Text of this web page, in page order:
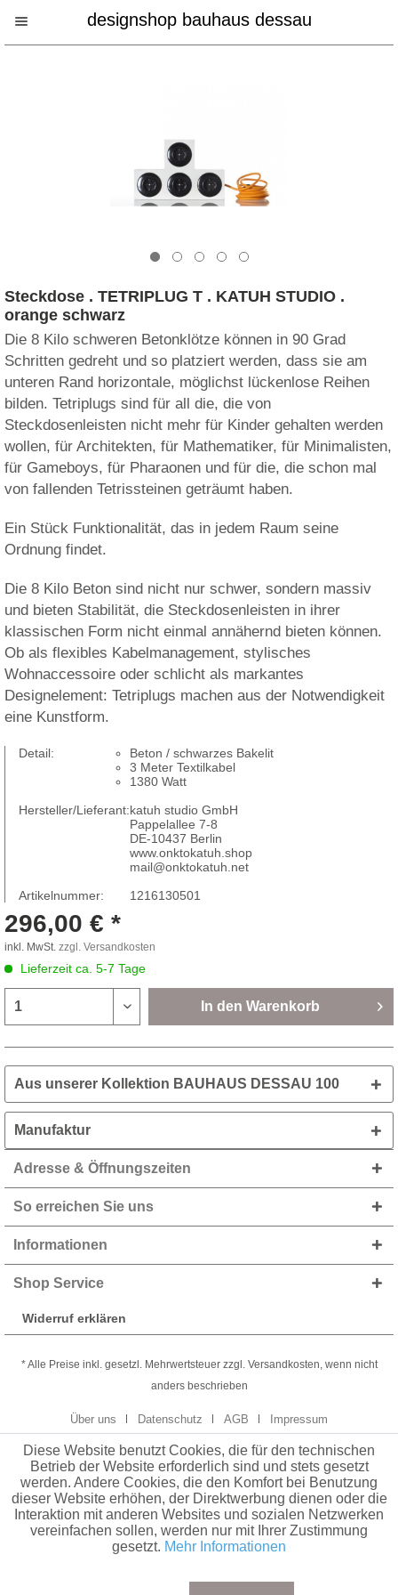
designshop bauhaus dessau
Steckdose . TETRIPLUG T . KATUH STUDIO .
orange schwarz
Die 8 Kilo schweren Betonklötze können in 90 Grad
Schritten gedreht und so platziert werden, dass sie am
unteren Rand horizontale, möglichst lückenlose Reihen
bilden. Tetriplugs sind für all die, die von
Steckdosenleisten nicht mehr für Kinder gehalten werden
wollen, für Architekten, für Mathematiker, für Minimalisten,
für Gameboys, für Pharaonen und für die, die schon mal
von fallenden Tetrissteinen geträumt haben.
Ein Stück Funktionalität, das in jedem Raum seine
Ordnung findet.
Die 8 Kilo Beton sind nicht nur schwer, sondern massiv 
und bieten Stabilität, die Steckdosenleisten in ihrer
klassischen Form nicht einmal annähernd bieten können.
Ob als flexibles Kabelmanagement, stylisches
Wohnaccessoire oder schlicht als markantes
Designelement: Tetriplugs machen aus der Notwendigkeit
eine Kunstform.
Detail:
Beton / schwarzes Bakelit
3 Meter Textilkabel
1380 Watt
Hersteller/Lieferant:katuh studio GmbH
Pappelallee 7-8
DE-10437 Berlin
www.onktokatuh.shop
mail@onktokatuh.net
Artikelnummer:
1216130501
296,00 € *
inkl. MwSt. zzgl. Versandkosten
Lieferzeit ca. 5-7 Tage
In den Warenkorb
Aus unserer Kollektion BAUHAUS DESSAU 100
Manufaktur
Adresse & Öffnungszeiten
So erreichen Sie uns
Informationen
Shop Service
Widerruf erklären
* Alle Preise inkl. gesetzl. Mehrwertsteuer zzgl. Versandkosten, wenn nicht
anders beschrieben
Über uns Datenschutz AGB Impressum
Diese Website benutzt Cookies, die für den technischen
Betrieb der Website erforderlich sind und stets gesetzt
werden. Andere Cookies, die den Komfort bei Benutzung
dieser Website erhöhen, der Direktwerbung dienen oder die
Interaktion mit anderen Websites und sozialen Netzwerken
vereinfachen sollen, werden nur mit Ihrer Zustimmung
gesetzt. Mehr Informationen